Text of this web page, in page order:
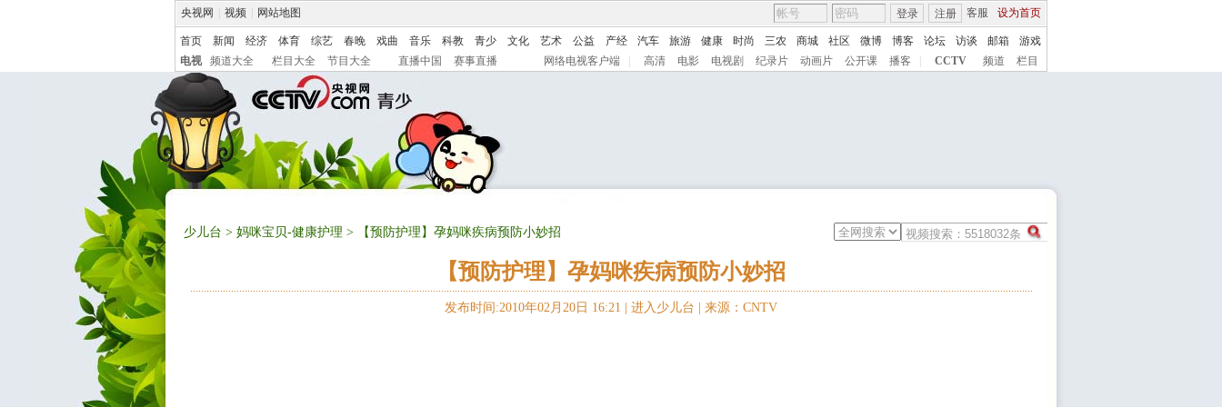
央视网 视频 网站地图 客服 设为首页
登录 注册
首页 新闻 经济 体育 综艺 春晚 戏曲 音乐 科教 青少 文化 艺术 公益 产经 汽车 旅游 健康 时尚 三农 商城 社区 微博 博客 论坛 访谈 邮箱
游戏
电视
频道大全 栏目大全 节目大全 直播中国 赛事直播 网络电视客户端 高清 电影 电视剧 纪录片 动画片 公开课 播客 CCTV 频道 栏目
少儿台 > 妈咪宝贝-健康护理 > 【预防护理】孕妈咪疾病预防小妙招
【预防护理】孕妈咪疾病预防小妙招
发布时间:2010年02月20日 16:21 | 进入少儿台 来源：CNTV